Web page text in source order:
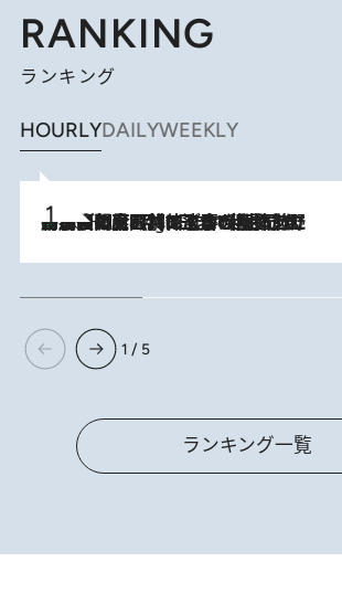
RANKING
ランキング
HOURLYDAILYWEEKLY
10 Hours Ago
「最後に見られてよかった」上野動物園の東園パンダ舎が解体前に特別公開。8月16日まで延長されたパネル展と共に辿る“半世紀”のパンダ飼育《解体工事の図面あり》
1 / 5
ランキング一覧